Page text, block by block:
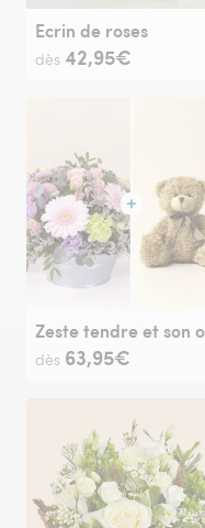
Ecrin de roses
dès 42,95€
dès 63,95€